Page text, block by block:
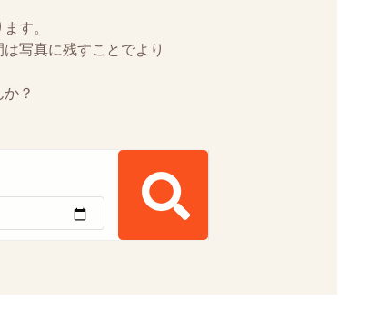
す。
写真に残すことでより
？